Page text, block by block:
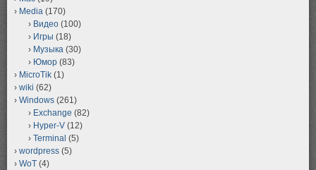
Media (170)
Видео (100)
Игры (18)
Музыка (30)
Юмор (83)
MicroTik (1)
wiki (62)
Windows (261)
Exchange (82)
Hyper-V (12)
Terminal (5)
wordpress (5)
WoT (4)